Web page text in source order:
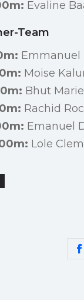
Evaline
Team
Emmanuel
Moise
Bhut
Rachid
Emanuel
Lole